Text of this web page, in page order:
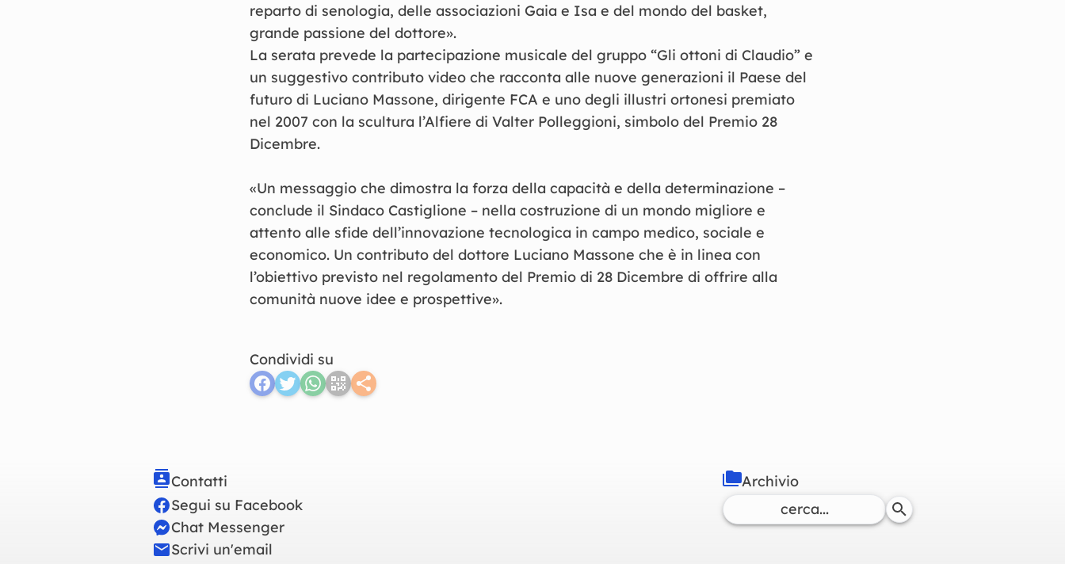
reparto di senologia, delle associazioni Gaia e Isa e del mondo del basket,
grande passione del dottore».
La serata prevede la partecipazione musicale del gruppo “Gli ottoni di Claudio” e
un suggestivo contributo video che racconta alle nuove generazioni il Paese del
futuro di Luciano Massone, dirigente FCA e uno degli illustri ortonesi premiato
nel 2007 con la scultura l’Alfiere di Valter Polleggioni, simbolo del Premio 28
Dicembre.
«Un messaggio che dimostra la forza della capacità e della determinazione –
conclude il Sindaco Castiglione – nella costruzione di un mondo migliore e
attento alle sfide dell’innovazione tecnologica in campo medico, sociale e
economico. Un contributo del dottore Luciano Massone che è in linea con
l’obiettivo previsto nel regolamento del Premio di 28 Dicembre di offrire alla
comunità nuove idee e prospettive».
Condividi su
Contatti
Segui su Facebook
Chat Messenger
Scrivi un'email
Archivio